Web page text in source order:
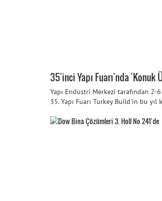
35'inci Yapı Fuarı'nda 'Konuk
Yapı Endüstri Merkezi tarafından 2-
35. Yapı Fuarı Turkey Build'in bu